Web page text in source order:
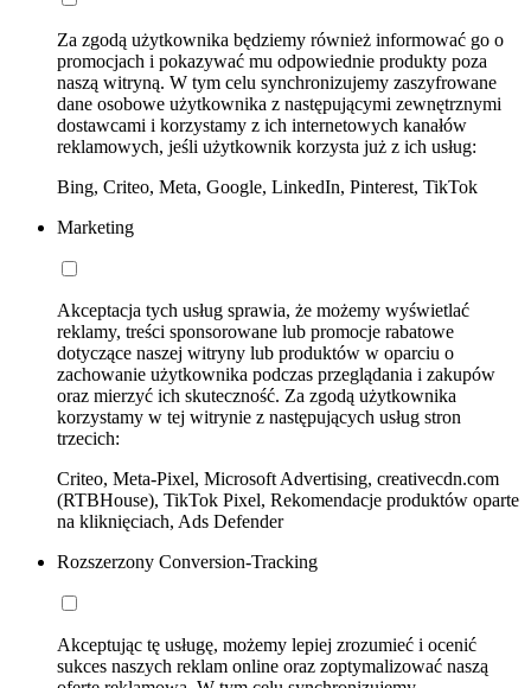
Za zgodą użytkownika będziemy również informować go o
promocjach i pokazywać mu odpowiednie produkty poza
naszą witryną. W tym celu synchronizujemy zaszyfrowane
dane osobowe użytkownika z następującymi zewnętrznymi
dostawcami i korzystamy z ich internetowych kanałów
reklamowych, jeśli użytkownik korzysta już z ich usług:
Bing, Criteo, Meta, Google, LinkedIn, Pinterest, TikTok
Marketing
Akceptacja tych usług sprawia, że możemy wyświetlać
reklamy, treści sponsorowane lub promocje rabatowe
dotyczące naszej witryny lub produktów w oparciu o
zachowanie użytkownika podczas przeglądania i zakupów
oraz mierzyć ich skuteczność. Za zgodą użytkownika
korzystamy w tej witrynie z następujących usług stron
trzecich:
Criteo, Meta-Pixel, Microsoft Advertising, creativecdn.com
(RTBHouse), TikTok Pixel, Rekomendacje produktów oparte
na kliknięciach, Ads Defender
Rozszerzony Conversion-Tracking
Akceptując tę usługę, możemy lepiej zrozumieć i ocenić
sukces naszych reklam online oraz zoptymalizować naszą